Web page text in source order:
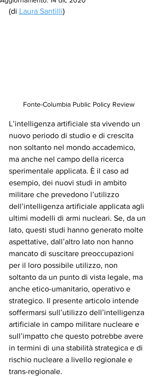
(di Laura Santilli)
Fonte-Columbia Public Policy Review
L’intelligenza artificiale sta vivendo un
nuovo periodo di studio e di crescita
non soltanto nel mondo accademico,
ma anche nel campo della ricerca
sperimentale applicata. È il caso ad
esempio, dei nuovi studi in ambito
militare che prevedono l’utilizzo
dell’intelligenza artificiale applicata agli
ultimi modelli di armi nucleari. Se, da un
lato, questi studi hanno generato molte
aspettative, dall’altro lato non hanno
mancato di suscitare preoccupazioni
per il loro possibile utilizzo, non
soltanto da un punto di vista legale, ma
anche etico-umanitario, operativo e
strategico. Il presente articolo intende
soffermarsi sull’utilizzo dell’intelligenza
artificiale in campo militare nucleare e
sull’impatto che questo potrebbe avere
in termini di una stabilità strategica e di
rischio nucleare a livello regionale e
trans-regionale.